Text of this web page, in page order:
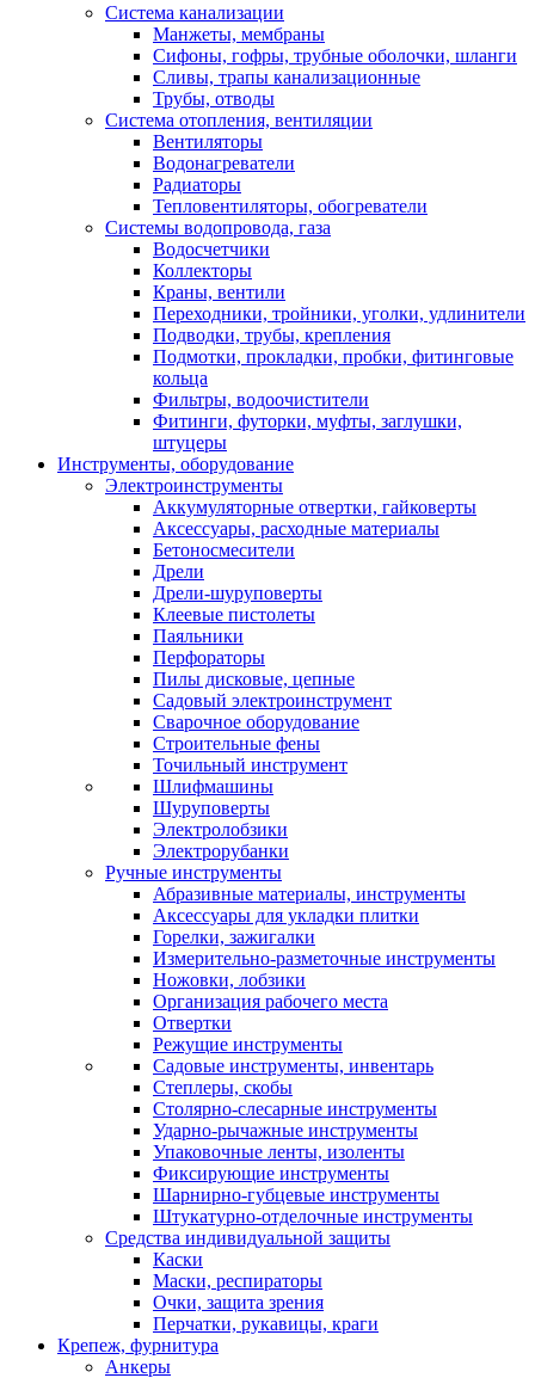
Система канализации
Манжеты, мембраны
Сифоны, гофры, трубные оболочки, шланги
Сливы, трапы канализационные
Трубы, отводы
Система отопления, вентиляции
Вентиляторы
Водонагреватели
Радиаторы
Тепловентиляторы, обогреватели
Системы водопровода, газа
Водосчетчики
Коллекторы
Краны, вентили
Переходники, тройники, уголки, удлинители
Подводки, трубы, крепления
Подмотки, прокладки, пробки, фитинговые
кольца
Фильтры, водоочистители
Фитинги, футорки, муфты, заглушки,
штуцеры
Инструменты, оборудование
Электроинструменты
Аккумуляторные отвертки, гайковерты
Аксессуары, расходные материалы
Бетоносмесители
Дрели
Дрели-шуруповерты
Клеевые пистолеты
Паяльники
Перфораторы
Пилы дисковые, цепные
Садовый электроинструмент
Сварочное оборудование
Строительные фены
Точильный инструмент
Шлифмашины
Шуруповерты
Электролобзики
Электрорубанки
Ручные инструменты
Абразивные материалы, инструменты
Аксессуары для укладки плитки
Горелки, зажигалки
Измерительно-разметочные инструменты
Ножовки, лобзики
Организация рабочего места
Отвертки
Режущие инструменты
Садовые инструменты, инвентарь
Степлеры, скобы
Столярно-слесарные инструменты
Ударно-рычажные инструменты
Упаковочные ленты, изоленты
Фиксирующие инструменты
Шарнирно-губцевые инструменты
Штукатурно-отделочные инструменты
Средства индивидуальной защиты
Каски
Маски, респираторы
Очки, защита зрения
Перчатки, рукавицы, краги
Крепеж, фурнитура
Анкеры